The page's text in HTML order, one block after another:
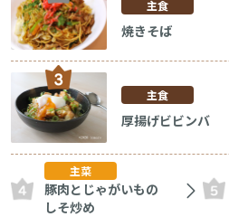
主食
焼きそば
主食
厚揚げビビンバ
主菜
豚肉とじゃがいもの
しそ炒め